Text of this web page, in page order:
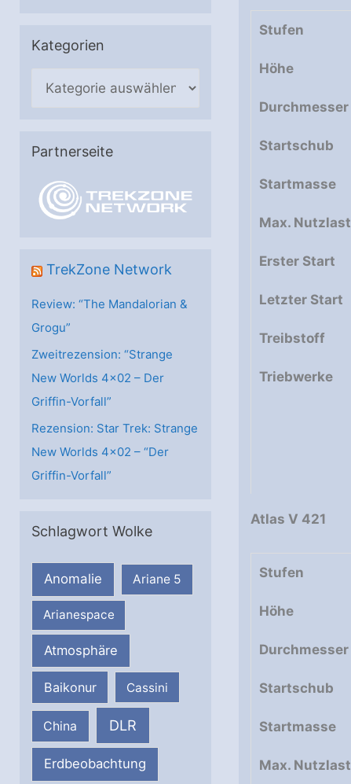
Kategorien
e
e
Partnerseite
TrekZone Network
Review: “The Mandalorian &
Grogu”
Zweitrezension: “Strange
New Worlds 4×02 – Der
Griffin-Vorfall”
Rezension: Star Trek: Strange
New Worlds 4×02 – “Der
Griffin-Vorfall”
Schlagwort Wolke
Anomalie Ariane 5
Arianespace
Atmosphäre
Baikonur Cassini
China DLR
Erdbeobachtung
Stufen
Höhe
Durchmesser
Startschub
Startmasse
Max. Nutzlast
Erster Start
Letzter Start
Treibstoff
Triebwerke
Atlas V 421
Stufen
Höhe
Durchmesser
Startschub
Startmasse
Max. Nutzlast